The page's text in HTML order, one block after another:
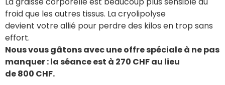
froid que les autres tissus. La cryolipolyse
devient votre allié pour perdre des kilos en trop sans
effort.
Nous vous gâtons avec une offre spéciale à ne pas
manquer : la séance est à 270 CHF au lieu
de 800 CHF.